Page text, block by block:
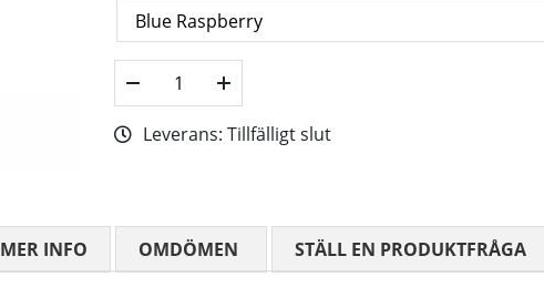
Leverans: Tillfälligt slut
MER INFO OMDÖMEN MEDELBETYG 0 AV 5 ANTAL BETYG 0
STÄLL EN PRODUKTFRÅGA